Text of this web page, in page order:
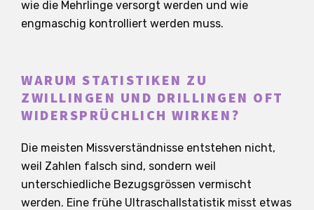
wie die Mehrlinge versorgt werden und wie
engmaschig kontrolliert werden muss.
WARUM STATISTIKEN ZU
ZWILLINGEN UND DRILLINGEN OFT
WIDERSPRÜCHLICH WIRKEN?
Die meisten Missverständnisse entstehen nicht,
weil Zahlen falsch sind, sondern weil
unterschiedliche Bezugsgrössen vermischt
werden. Eine frühe Ultraschallstatistik misst etwas